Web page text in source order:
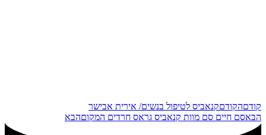
קודםהקודםקנאביס לטיפול בנשים/ אירית אבישר
הבאסם חיים סם מוות קנאביס גראס חרדים המקוםהבא